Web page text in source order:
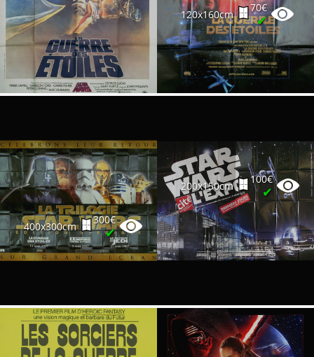
120x160cm
70€
✔
400x300cm
300€
✔
200x150cm
100€
✔